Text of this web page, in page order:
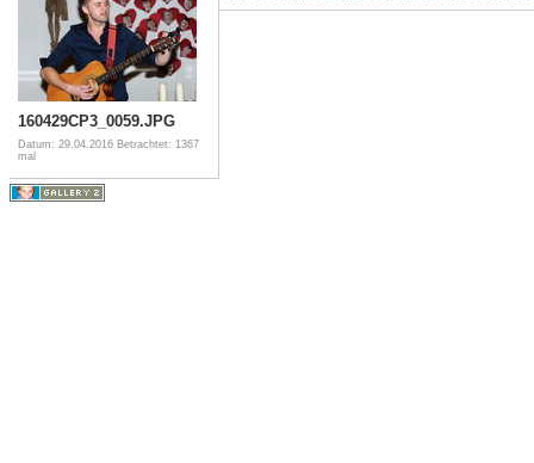
160429CP3_0059.JPG
Datum: 29.04.2016 Betrachtet: 1367
mal